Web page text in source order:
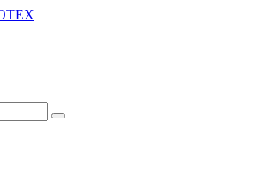
производством
видеосигнала,а так же
и ПО для подсчета пассажиропотока.